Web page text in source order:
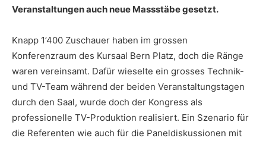
Veranstaltungen auch neue Massstäbe gesetzt.
Knapp 1’400 Zuschauer haben im grossen
Konferenzraum des Kursaal Bern Platz, doch die Ränge
waren vereinsamt. Dafür wieselte ein grosses Technik-
und TV-Team während der beiden Veranstaltungstagen
durch den Saal, wurde doch der Kongress als
professionelle TV-Produktion realisiert. Ein Szenario für
die Referenten wie auch für die Paneldiskussionen mit